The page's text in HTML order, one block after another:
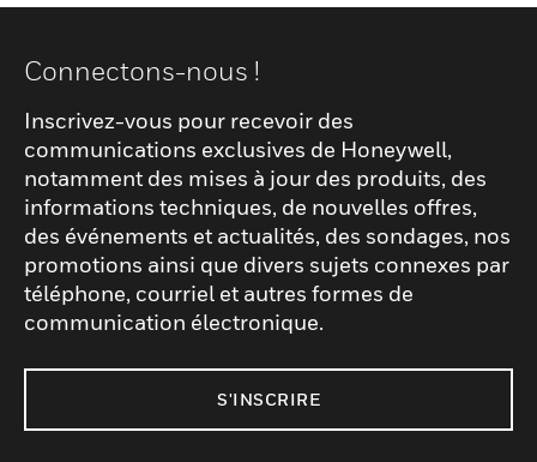
Connectons-nous !
Inscrivez-vous pour recevoir des
communications exclusives de Honeywell,
notamment des mises à jour des produits, des
informations techniques, de nouvelles offres,
des événements et actualités, des sondages, nos
promotions ainsi que divers sujets connexes par
téléphone, courriel et autres formes de
communication électronique.
S'INSCRIRE